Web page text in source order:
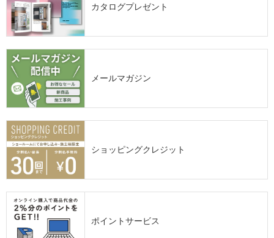
カタログプレゼント
メールマガジン
ショッピングクレジット
ポイントサービス